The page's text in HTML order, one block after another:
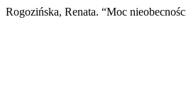
Rogozińska, Renata. “Moc